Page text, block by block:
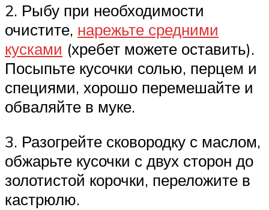
2. Рыбу при необходимости
очистите, нарежьте средними
кусками (хребет можете оставить).
Посыпьте кусочки солью, перцем и
специями, хорошо перемешайте и
обваляйте в муке.
3. Разогрейте сковородку с маслом,
обжарьте кусочки с двух сторон до
золотистой корочки, переложите в
кастрюлю.